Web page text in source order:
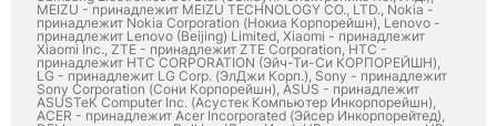
MEIZU - принадлежит MEIZU TECHNOLOGY CO., LTD., Nokia -
принадлежит Nokia Corporation (Нокиа Корпорейшн), Lenovo -
принадлежит Lenovo (Beijing) Limited, Xiaomi - принадлежит
Xiaomi Inc., ZTE - принадлежит ZTE Corporation, HTC -
принадлежит HTC CORPORATION (Эйч-Ти-Си КОРПОРЕЙШН),
LG - принадлежит LG Corp. (ЭлДжи Корп.), Sony - принадлежит
Sony Corporation (Сони Корпорейшн), ASUS - принадлежит
ASUSTeK Computer Inc. (Асустек Компьютер Инкорпорейшн),
ACER - принадлежит Acer Incorporated (Эйсер Инкорпорейтед),